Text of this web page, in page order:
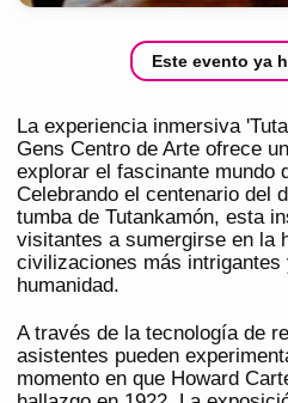
Este evento ya
La experiencia inmersiva
Gens Centro de Arte ofrece
explorar el fascinante mundo
Celebrando el centenario del
tumba de Tutankamón, esta
visitantes a sumergirse en la
civilizaciones más intrigantes
humanidad.
A través de la tecnología de
asistentes pueden
momento en que Howard